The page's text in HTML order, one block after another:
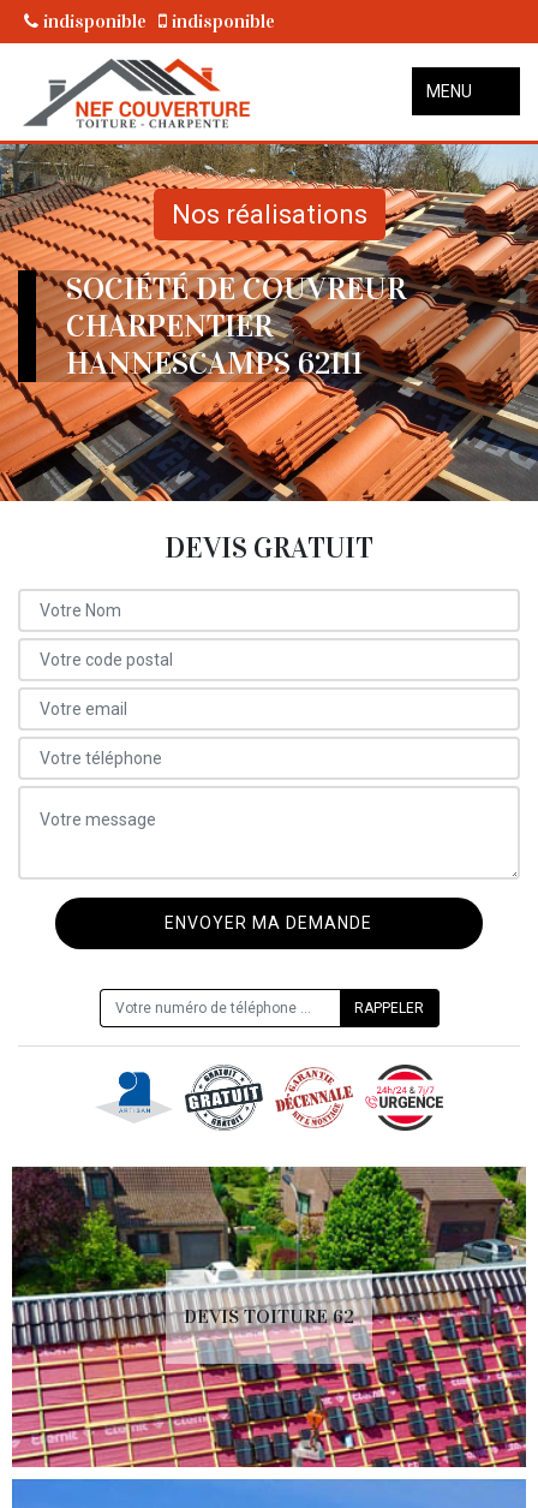
indisponible indisponible
MENU
Nos réalisations
SOCIÉTÉ DE COUVREUR
CHARPENTIER
HANNESCAMPS 62111
DEVIS GRATUIT
DEVIS TOITURE 62